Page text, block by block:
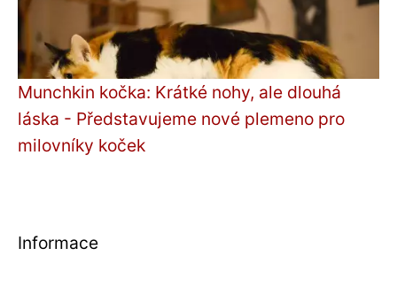
Munchkin kočka: Krátké nohy, ale dlouhá
láska - Představujeme nové plemeno pro
milovníky koček
Informace